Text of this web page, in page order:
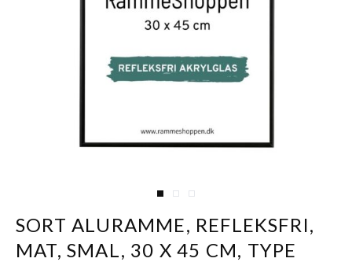
View larger image
View larger image
View larger image
SORT ALURAMME, REFLEKSFRI,
MAT, SMAL, 30 X 45 CM, TYPE